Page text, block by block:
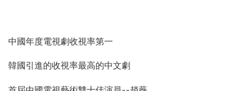
中國年度電視劇收視率第一
韓國引進的收視率最高的中文劇